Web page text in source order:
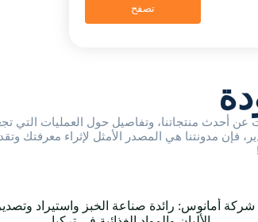
تصفح
عن أحدث منتجاتنا، وتفاصيل حول العمليات التي
فإن مدونتنا هي المصدر الأمثل لإثراء معرفتك